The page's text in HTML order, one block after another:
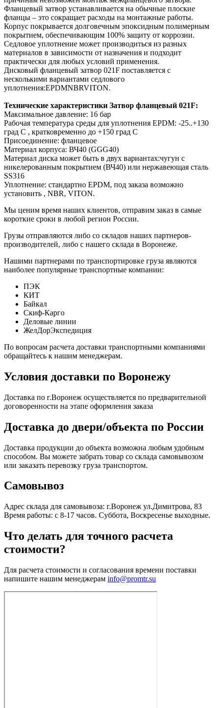
Фланцевый затвор устанавливается на обычные плоские
фланцы – это сокращает расходы на монтажные работы.
Корпус покрывается долговечным эпоксидным полимерным
покрытием, обеспечивающим 100% защиту от коррозии.
Седловое уплотнение может производиться из разных
материалов в зависимости от назначения и подходит
практически для любых условий применения.
Дисковый фланцевый затвор 021F поставляется с
несколькими вариантами седлового
уплотнения:EPDMNBRVITON.
Технические характеристики Затвор фланцевый 021F:
Максимальное давление: 16 бар
Рабочая температура среды для уплотнения EPDM: -25..+130
град С , кратковременно до +150 град С
Присоединение: фланцевое
Материал корпуса: ВЧ40 (GGG40)
Материал диска может быть в двух вариантах:чугун с
никелерованным покрытием (ВЧ40) или нержавеющая сталь
SS316
Уплотнение: стандартно EPDM, под заказа возможно
установить , NBR, VITON.
Мы ценим время наших клиентов, отправим заказ в самые
короткие сроки в любой регион России.
Грузы отправляются либо со складов наших партнеров-
производителей, либо с нашего склада в Воронеже.
Нашими партнерами по транспортировке груза являются
наиболее популярные транспортные компании:
ПЭК
КИТ
Байкал
Скиф-Карго
Деловые линии
ЖелДорЭкспедиция
По вопросам расчета доставки транспортными компаниями
обращайтесь к нашим менеджерам.
Условия доставки по Воронежу
Доставка по г.Воронеж осуществляется по предварительной
договоренности на этапе оформления заказа
Доставка до двери/объекта по России
Доставка продукции до объекта возможна любым удобным
способом. Вы можете забрать товар со склада самовывозом
или заказать перевозку груза транспортом.
Самовывоз
Адрес склада для самовывоза: г.Воронеж ул.Димитрова, 83
Время работы: с 8-17 часов. Суббота, Воскресенье выходные.
Что делать для точного расчета
стоимости?
Для расчета стоимости и согласования времени поставки
напишите нашим менеджерам info@promtr.su